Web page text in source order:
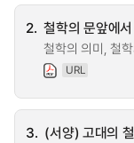
2. 철학의 문앞에서
철학의 의미, 철
URL
3. (서양) 고대의